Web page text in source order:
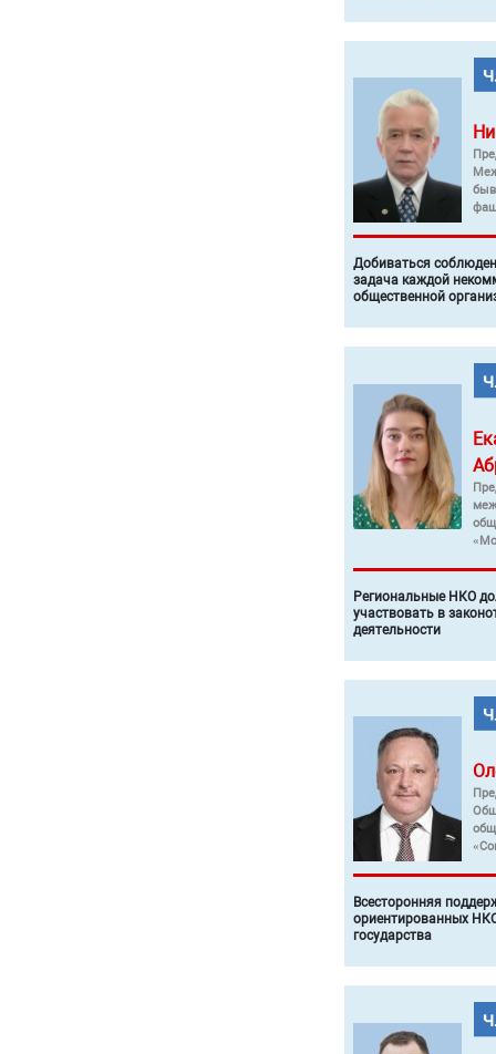
Добиваться
задача каждой
общественной
Региональные НКО
участвовать в
деятельности
Всесторонняя
ориентированных
государства